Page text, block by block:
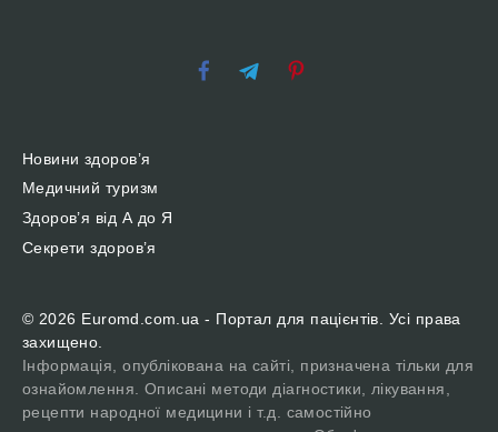
Новини здоров’я
Медичний туризм
Здоров’я від А до Я
Секрети здоров’я
© 2026 Euromd.com.ua - Портал для пацієнтів. Усі права
захищено.
Інформація, опублікована на сайті, призначена тільки для
ознайомлення. Описані методи діагностики, лікування,
рецепти народної медицини і т.д. самостійно